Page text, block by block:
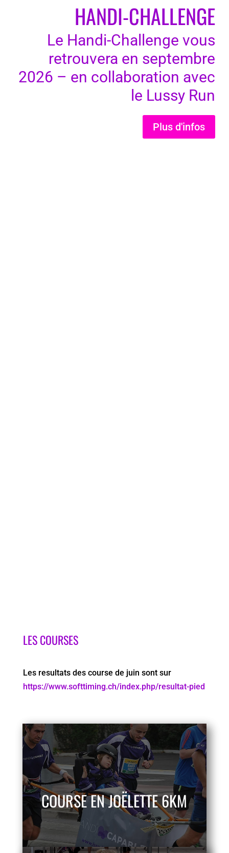
HANDI-CHALLENGE
Le Handi-Challenge vous
retrouvera en septembre
2026 – en collaboration avec
le Lussy Run
Plus d'infos
LES COURSES
Les resultats des course de juin sont sur
https://www.softtiming.ch/index.php/resultat-pied
COURSE EN JOËLETTE 6KM